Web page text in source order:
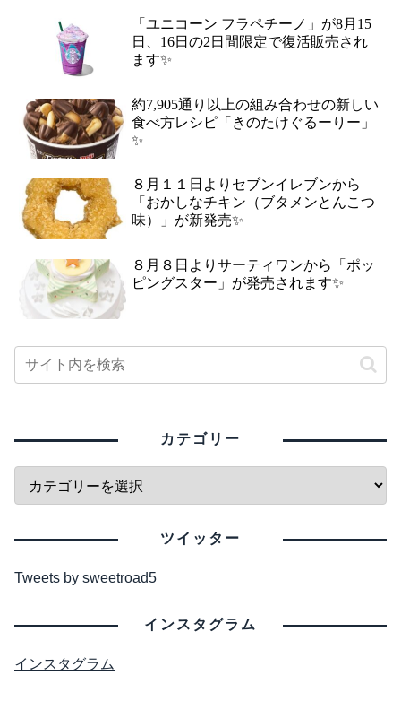
「ユニコーン フラペチーノ」が8月15
日、16日の2日間限定で復活販売され
ます✨
約7,905通り以上の組み合わせの新しい
食べ方レシピ「きのたけぐるーりー」
✨
８月１１日よりセブンイレブンから
「おかしなチキン（ブタメンとんこつ
味）」が新発売✨
８月８日よりサーティワンから「ポッ
ピングスター」が発売されます✨
カテゴリー
ツイッター
Tweets by sweetroad5
インスタグラム
インスタグラム